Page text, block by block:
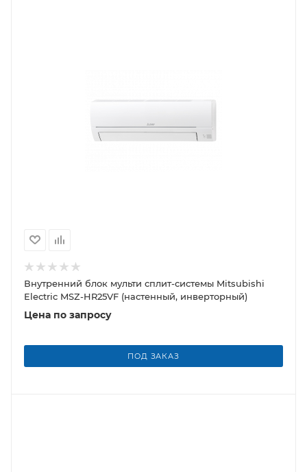
Внутренний блок мульти сплит-системы Mitsubishi
Electric MSZ-HR25VF (настенный, инверторный)
Цена по запросу
ПОД ЗАКАЗ